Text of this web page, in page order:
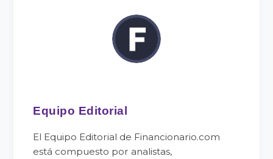
Equipo Editorial
El Equipo Editorial de Financionario.com
está compuesto por analistas,